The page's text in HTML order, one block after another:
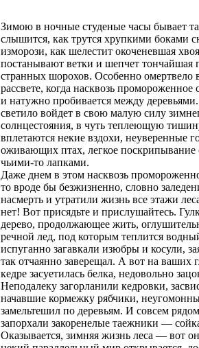
Зимою в ночные студеные часы бывает
слышится, как трутся хрупкими боками
изморози, как шелестит окоченевшая
постанывают ветки и шепчет тончайшая
странных шорохов. Особенно омертвело
рассвете, когда насквозь промороженное
и натужно пробивается между
светило войдет в свою малую силу
солнцестояния, в чуть теплеющую
вплетаются некие вздохи, неуверенные
оживающих птах, легкое поскрипывание
чьими-то лапками.
Даже днем в этом насквозь
то вроде бы безжизненно, словно
насмерть и утратили жизнь все этажи
нет! Вот присядьте и прислушайтесь.
дерево, продолжающее жить,
речной лед, под которым теплится
испуганно загавкали изюбры и косули,
так отчаянно заверещал. А вот на ваших
кедре засуетилась белка, недовольно
Неподалеку загорланили кедровки,
начавшие кормежку рябчики,
замельтешил по деревьям. И совсем
запорхали закоренелые таежники —
Оказывается, зимняя жизнь леса — вот